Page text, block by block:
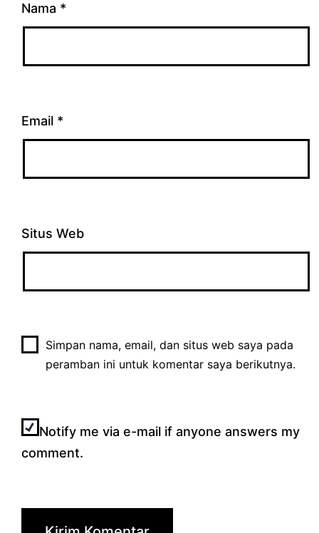
Nama *
Email *
Situs Web
Simpan nama, email, dan situs web saya pada
peramban ini untuk komentar saya berikutnya.
Notify me via e-mail if anyone answers my
comment.